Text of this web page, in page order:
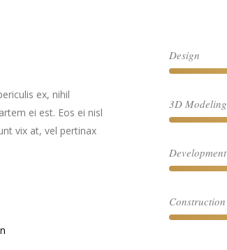
ex, nihil
ei est. Eos ei nisl
vix at, vel pertinax
Design
3D Modeling
Development
Construction